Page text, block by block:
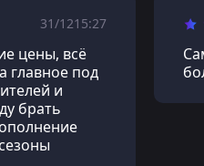
31/1215:27
цены, всё
главное под
и
брать